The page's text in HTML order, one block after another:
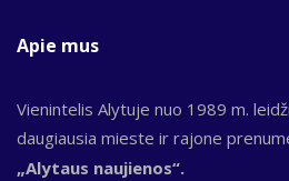
Apie mus
Vienintelis Alytuje nuo 1989 m.
daugiausia mieste ir rajone
„Alytaus naujienos“.